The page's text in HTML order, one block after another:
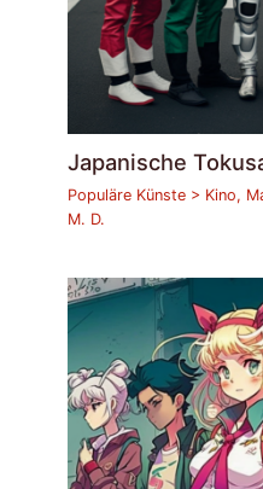
Japanische
Populäre Künste > Kino,
M. D.